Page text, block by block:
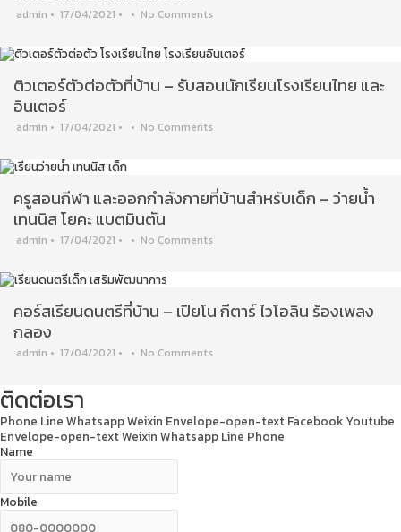
admin • 17/04/2021 • • No Comments
ติวเตอร์ตัวต่อตัวที่บ้าน – รับสอนนักเรียนโรงเรียนไทย และ
อินเตอร์
admin • 17/04/2021 • • No Comments
ครูสอนกีฬา และออกกำลังกายที่บ้านสำหรับเด็ก – ว่ายน้ำ
เทนนิส โยคะ แบตมินตัน
admin • 17/04/2021 • • No Comments
คอร์สเรียนดนตรีที่บ้าน – เปียโน กีตาร์ ไวโอลิน ร้องเพลง
กลอง
admin • 17/04/2021 • • No Comments
ติดต่อเรา
Phone Line WhatsappWeixin Envelope-open-text Facebook Youtube
Envelope-open-textWeixin Whatsapp Line Phone
Name
Mobile